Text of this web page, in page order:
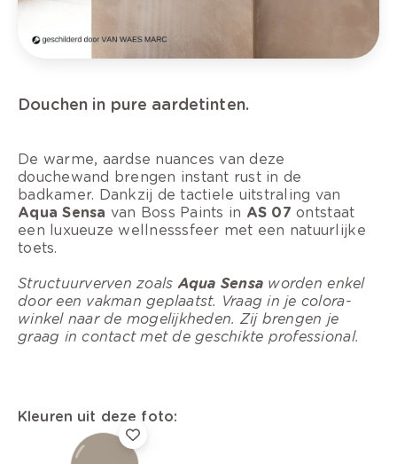
Douchen in pure aardetinten.
De warme, aardse nuances van deze
douchewand brengen instant rust in de
badkamer. Dankzij de tactiele uitstraling van
Aqua Sensa van Boss Paints in AS 07 ontstaat
een luxueuze wellnesssfeer met een natuurlijke
toets.
Structuurverven zoals Aqua Sensa worden enkel
door een vakman geplaatst. Vraag in je colora-
winkel naar de mogelijkheden. Zij brengen je
graag in contact met de geschikte professional.
Kleuren uit deze foto: